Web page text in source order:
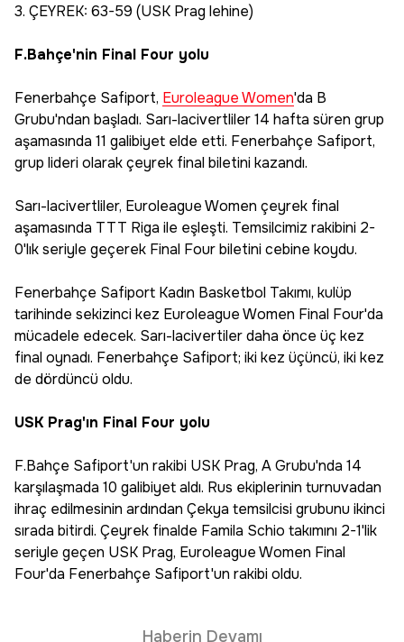
3. ÇEYREK: 63-59 (USK Prag lehine)
F.Bahçe'nin Final Four yolu
Fenerbahçe Safiport, Euroleague Women'da B
Grubu'ndan başladı. Sarı-lacivertliler 14 hafta süren grup
aşamasında 11 galibiyet elde etti. Fenerbahçe Safiport,
grup lideri olarak çeyrek final biletini kazandı.
Sarı-lacivertliler, Euroleague Women çeyrek final
aşamasında TTT Riga ile eşleşti. Temsilcimiz rakibini 2-
0'lık seriyle geçerek Final Four biletini cebine koydu.
Fenerbahçe Safiport Kadın Basketbol Takımı, kulüp
tarihinde sekizinci kez Euroleague Women Final Four'da
mücadele edecek. Sarı-lacivertiler daha önce üç kez
final oynadı. Fenerbahçe Safiport; iki kez üçüncü, iki kez
de dördüncü oldu.
USK Prag'ın Final Four yolu
F.Bahçe Safiport'un rakibi USK Prag, A Grubu'nda 14
karşılaşmada 10 galibiyet aldı. Rus ekiplerinin turnuvadan
ihraç edilmesinin ardından Çekya temsilcisi grubunu ikinci
sırada bitirdi. Çeyrek finalde Famila Schio takımını 2-1'lik
seriyle geçen USK Prag, Euroleague Women Final
Four'da Fenerbahçe Safiport'un rakibi oldu.
Haberin Devamı